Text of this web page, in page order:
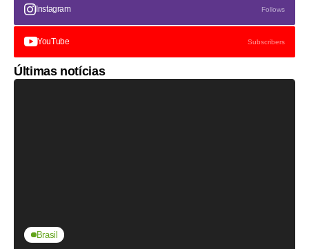
Instagram Follows
YouTube Subscribers
Últimas notícias
Brasil